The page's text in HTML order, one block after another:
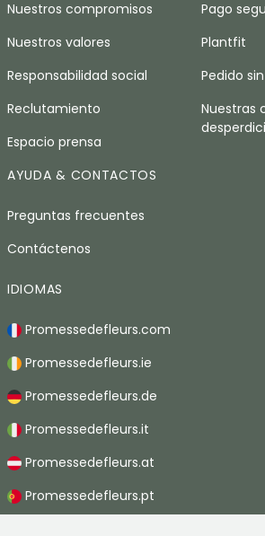
Nuestros compromisos
Nuestros valores
Responsabilidad social
Reclutamiento
Espacio prensa
Pago
Plantfit
Pedido
Nuestras
AYUDA & CONTACTOS
Preguntas frecuentes
Contáctenos
IDIOMAS
Promessedefleurs.com
Promessedefleurs.ie
Promessedefleurs.de
Promessedefleurs.it
Promessedefleurs.at
Promessedefleurs.pt